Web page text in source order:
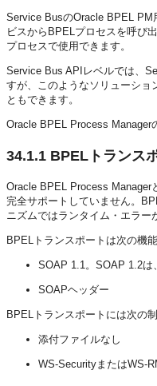
Service BusのOracle BPEL PM
ビスからBPELプロセスを呼び
プロセスで使用できます。
Service Bus APIレベルでは、
すが、このようなソリューショ
ともできます。
Oracle BPEL Process Manager
34.1.1 BPELトランス
Oracle BPEL Process Manager
完全サポートしていません。
ニズムではランタイム・エラー
BPELトランスポートは次の機
SOAP 1.1。SOAP 1.2は
SOAPヘッダー
BPELトランスポートには次の
添付ファイルなし
WS-SecurityまたはWS-